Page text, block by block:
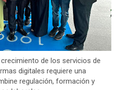
de los servicios de
digitales requiere una
regulación, formación y